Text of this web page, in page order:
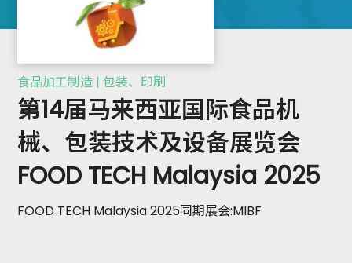
食品加工制造 | 包装、印刷
第14届马来西亚国际食品机
械、包装技术及设备展览会
FOOD TECH Malaysia 2025
FOOD TECH Malaysia 2025同期展会:MIBF